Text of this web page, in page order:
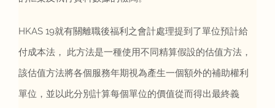
HKAS 19就有關離職後福利之會計處理提到了單位預計給
付成本法， 此方法是一種使用不同精算假設的估值方法，
該估值方法將各個服務年期視為產生一個額外的補助權利
單位，並以此分別計算每個單位的價值從而得出最終義